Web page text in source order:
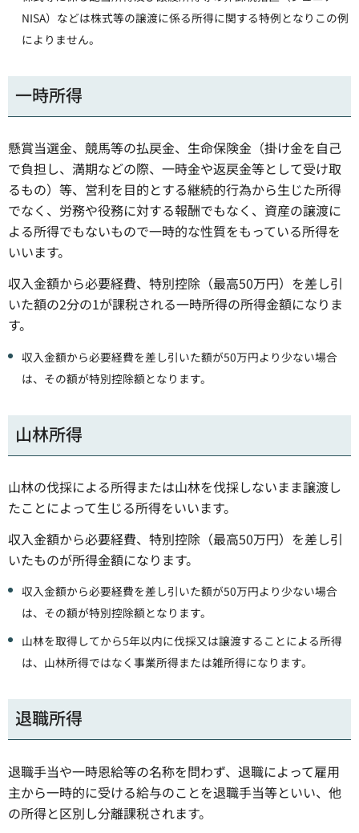
NISA）などは株式等の譲渡に係る所得に関する特例となりこの例
によりません。
一時所得
懸賞当選金、競馬等の払戻金、生命保険金（掛け金を自己
で負担し、満期などの際、一時金や返戻金等として受け取
るもの）等、営利を目的とする継続的行為から生じた所得
でなく、労務や役務に対する報酬でもなく、資産の譲渡に
よる所得でもないもので一時的な性質をもっている所得を
いいます。
収入金額から必要経費、特別控除（最高50万円）を差し引
いた額の2分の1が課税される一時所得の所得金額になりま
す。
収入金額から必要経費を差し引いた額が50万円より少ない場合
は、その額が特別控除額となります。
山林所得
山林の伐採による所得または山林を伐採しないまま譲渡し
たことによって生じる所得をいいます。
収入金額から必要経費、特別控除（最高50万円）を差し引
いたものが所得金額になります。
収入金額から必要経費を差し引いた額が50万円より少ない場合
は、その額が特別控除額となります。
山林を取得してから5年以内に伐採又は譲渡することによる所得
は、山林所得ではなく事業所得または雑所得になります。
退職所得
退職手当や一時恩給等の名称を問わず、退職によって雇用
主から一時的に受ける給与のことを退職手当等といい、他
の所得と区別し分離課税されます。